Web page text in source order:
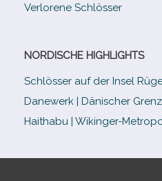
Verlorene Schlösser
NORDISCHE HIGHLIGHTS
Schlösser auf der Insel
Danewerk | Dänischer
Haithabu | Wikinger-